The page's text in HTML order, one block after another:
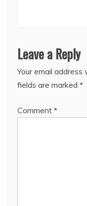
Leave a Reply
Your email address
fields are marked *
Comment *